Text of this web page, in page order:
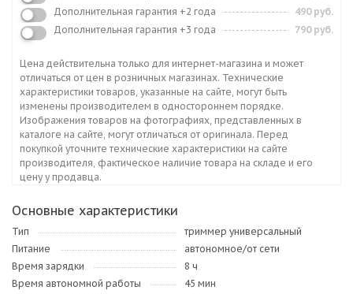
Дополнительная гарантия +2 года
490 руб.
Дополнительная гарантия +3 года
790 руб.
Цена действительна только для интернет-магазина и может
отличаться от цен в розничных магазинах. Технические
характеристики товаров, указанные на сайте, могут быть
изменены производителем в одностороннем порядке.
Изображения товаров на фотографиях, представленных в
каталоге на сайте, могут отличаться от оригинала. Перед
покупкой уточните технические характеристики на сайте
производителя, фактическое наличие товара на складе и его
цену у продавца.
Основные характеристики
Тип
триммер универсальный
Питание
автономное/от сети
Время зарядки
8 ч
Время автономной работы
45 мин